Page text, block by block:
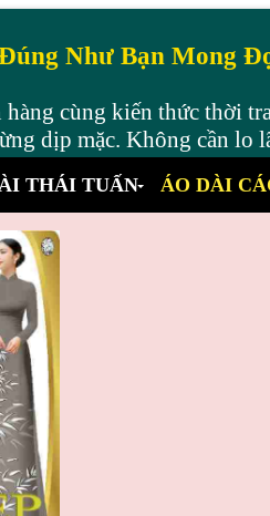
Như Bạn Mong
cùng kiến thức thời
dịp mặc. Không cần
THÁI TUẤN ÁO DÀI